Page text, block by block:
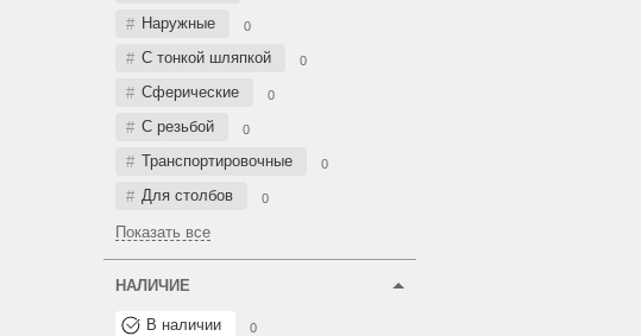
Наружные 0
С тонкой шляпкой 0
Сферические 0
С резьбой 0
Транспортировочные 0
Для столбов 0
Показать все
НАЛИЧИЕ
В наличии 0